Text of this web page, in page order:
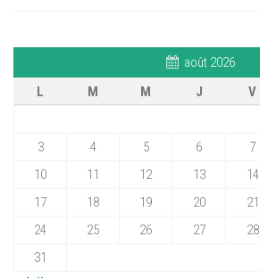
août 2026
L
M M J V
3
4 5 6 7
10
11 12 13 14
17
18 19 20 21
24
25 26 27 28
31